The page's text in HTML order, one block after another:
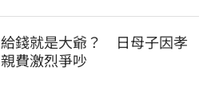
給錢就是大爺？　日母子因孝
親費激烈爭吵